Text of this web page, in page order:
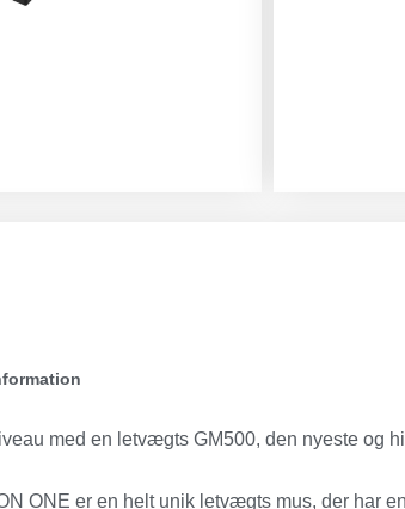
med en letvægts GM500, den nyeste og
ONE er en helt unik letvægts mus, der har